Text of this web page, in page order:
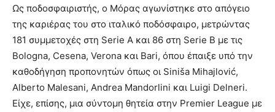
Ως ποδοσφαιριστής, ο Μόρας αγωνίστηκε στο απόγειο
της καριέρας του στο ιταλικό ποδόσφαιρο, μετρώντας
181 συμμετοχές στη Serie A και 86 στη Serie B με τις
Bologna, Cesena, Verona και Bari, όπου έπαιξε υπό την
καθοδήγηση προπονητών όπως οι Siniša Mihajlović,
Alberto Malesani, Andrea Mandorlini και Luigi Delneri.
Είχε, επίσης, μια σύντομη θητεία στην Premier League με